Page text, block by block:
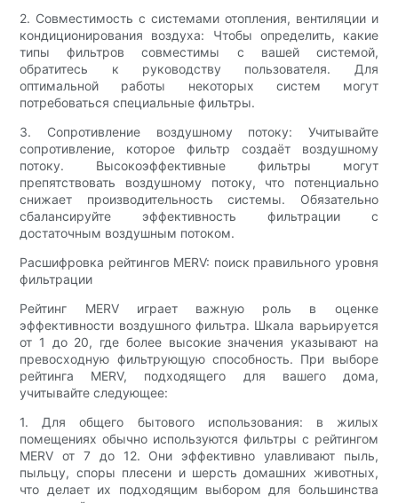
2. Совместимость с системами отопления, вентиляции и
кондиционирования воздуха: Чтобы определить, какие
типы фильтров совместимы с вашей системой,
обратитесь к руководству пользователя. Для
оптимальной работы некоторых систем могут
потребоваться специальные фильтры.
3. Сопротивление воздушному потоку: Учитывайте
сопротивление, которое фильтр создаёт воздушному
потоку. Высокоэффективные фильтры могут
препятствовать воздушному потоку, что потенциально
снижает производительность системы. Обязательно
сбалансируйте эффективность фильтрации с
достаточным воздушным потоком.
Расшифровка рейтингов MERV: поиск правильного уровня
фильтрации
Рейтинг MERV играет важную роль в оценке
эффективности воздушного фильтра. Шкала варьируется
от 1 до 20, где более высокие значения указывают на
превосходную фильтрующую способность. При выборе
рейтинга MERV, подходящего для вашего дома,
учитывайте следующее:
1. Для общего бытового использования: в жилых
помещениях обычно используются фильтры с рейтингом
MERV от 7 до 12. Они эффективно улавливают пыль,
пыльцу, споры плесени и шерсть домашних животных,
что делает их подходящим выбором для большинства